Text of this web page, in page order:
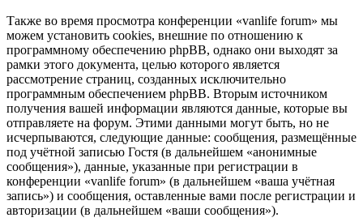
Также во время просмотра конференции «vanlife forum» мы
можем установить cookies, внешние по отношению к
программному обеспечению phpBB, однако они выходят за
рамки этого документа, целью которого является
рассмотрение страниц, созданных исключительно
программным обеспечением phpBB. Вторым источником
получения вашей информации являются данные, которые вы
отправляете на форум. Этими данными могут быть, но не
исчерпываются, следующие данные: сообщения, размещённые
под учётной записью Гостя (в дальнейшем «анонимные
сообщения»), данные, указанные при регистрации в
конференции «vanlife forum» (в дальнейшем «ваша учётная
запись») и сообщения, оставленные вами после регистрации и
авторизации (в дальнейшем «ваши сообщения»).